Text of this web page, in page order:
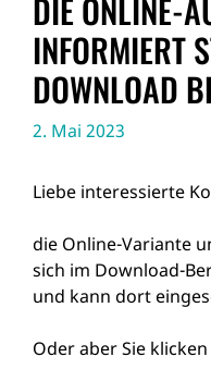
DIE ONLINE-
INFORMIERT
DOWNLOAD
2. Mai 2023
Liebe interessierte
die Online-Variante
sich im Download-
und kann dort
Oder aber Sie